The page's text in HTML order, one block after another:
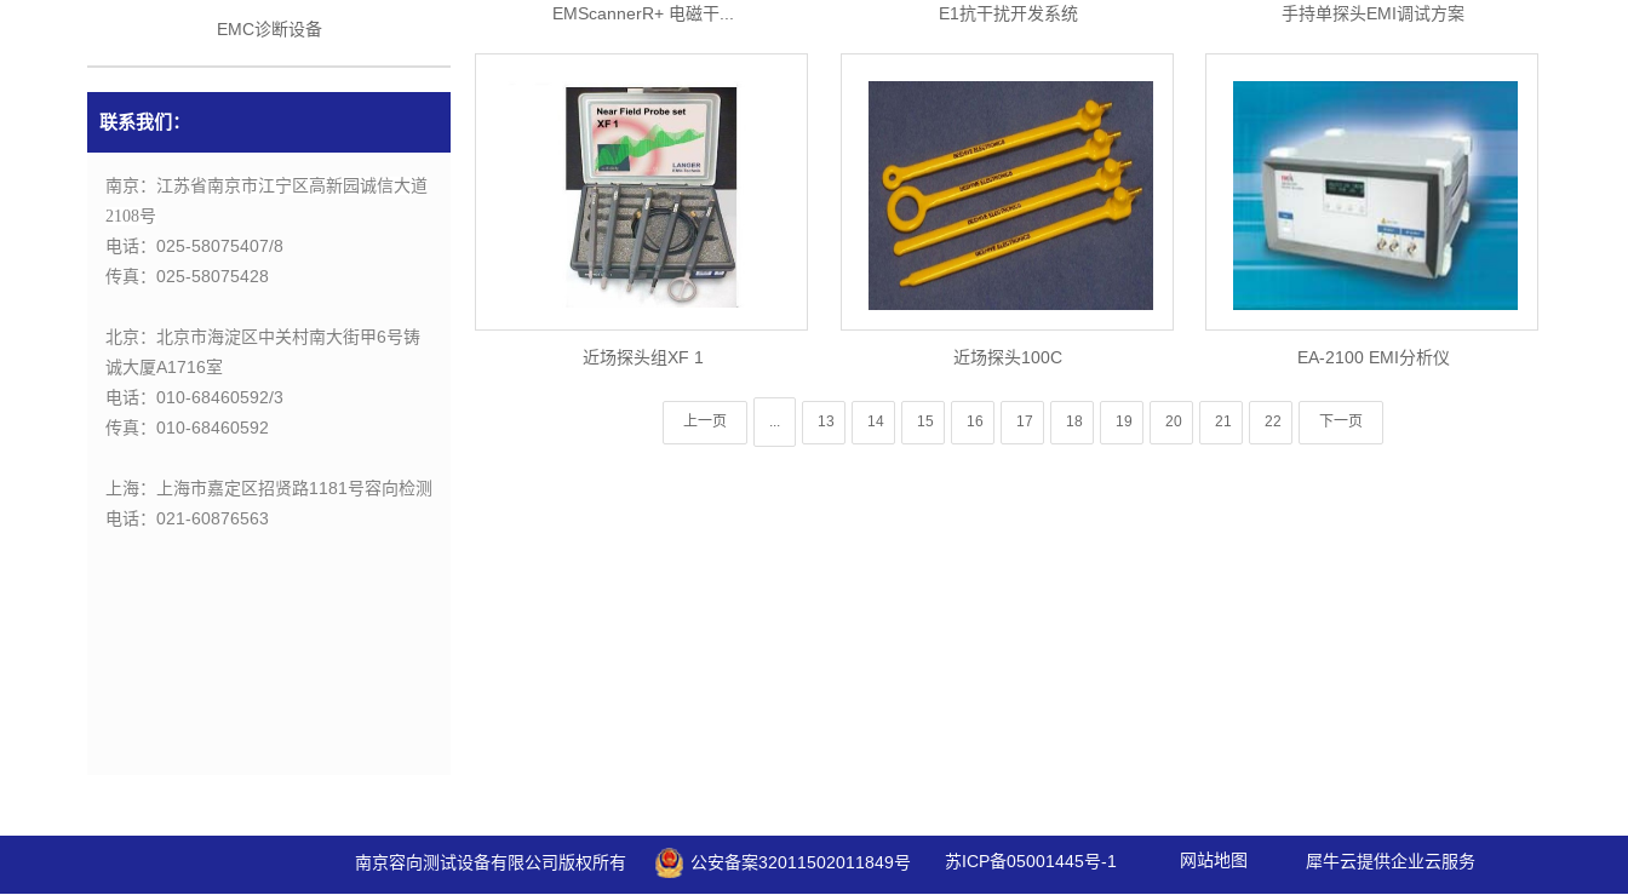
EMC诊断设备
联系我们：
南京：江苏省南京市江宁区高新园诚信大道
2108号
电话：025-58075407/8
传真： 025-58075428
北京：北京市海淀区中关村南大街甲6号铸
诚大厦A1716室
电话：010-68460592/3
传真：010-68460592
上海：上海市嘉定区招贤路1181号容向检测
电话：021-60876563
EMScannerR+ 电磁干... E1抗干扰开发系统 手持单探头EMI调试方案
近场探头组XF 1 近场探头100C EA-2100 EMI分析仪
上一页 ... 13 14 15 16 17 18 19 20 21 22 下一页
南京容向测试设备有限公司版权所有 公安备案32011502011849号 网站地图 犀牛云提供企业云服务
苏ICP备05001445号-1